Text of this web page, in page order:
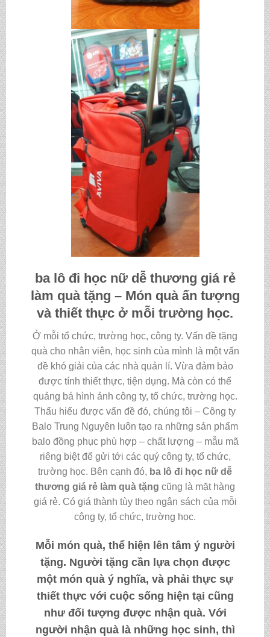
ba lô đi học nữ dễ thương giá rẻ
làm quà tặng – Món quà ấn tượng
và thiết thực ở mỗi trường học.
Ở mỗi tổ chức, trường học, công ty. Vấn đề tặng
quà cho nhân viên, học sinh của mình là một vấn
đề khó giải của các nhà quản lí. Vừa đảm bảo
được tính thiết thực, tiện dụng. Mà còn có thể
quảng bá hình ảnh công ty, tổ chức, trường học.
Thấu hiểu được vấn đề đó, chúng tôi – Công ty
Balo Trung Nguyên luôn tạo ra những sản phẩm
balo đồng phục phù hợp – chất lượng – mẫu mã
riêng biệt để gửi tới các quý công ty, tổ chức,
trường học. Bên cạnh đó, ba lô đi học nữ dễ
thương giá rẻ làm quà tặng cũng là mặt hàng
giá rẻ. Có giá thành tùy theo ngân sách của mỗi
công ty, tổ chức, trường học.
Mỗi món quà, thể hiện lên tâm ý người
tặng. Người tặng cần lựa chọn được
một món quà ý nghĩa, và phải thực sự
thiết thực với cuộc sống hiện tại cũng
như đối tượng được nhận quà. Với
người nhận quà là những học sinh, thì